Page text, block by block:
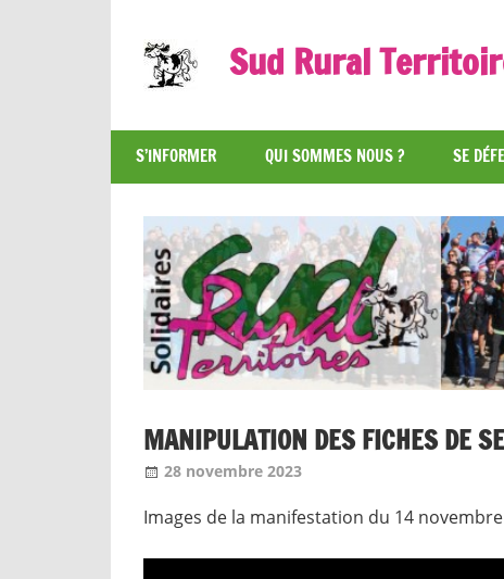
content
Sud Rural
syndicat
qui
rue
et
qui
râle
S’INFORMER QUI SOMMES NOUS ? SE
MANIPULATION DES FICHES DE
28 novembre 2023
Images de la manifestation du 14